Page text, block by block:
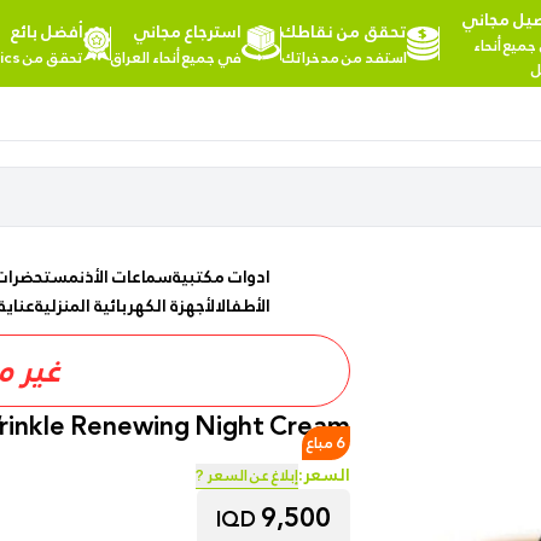
مجاني
أنحاء
تحقق من نقاطك
استفد من مدخراتك
استرجاع مجاني
في جميع أنحاء العراق
أفضل بائع
تحقق من Fairy Cosmetics
ادوات مكتبيةسماعات الأذن
الأطفالالأجهزة الكهربائية المنزلية
مرحبا,
تسجيل
الدخول
تسوق
حسبمن
&
Beauty
Supply
Cameras
غير
Renewing Night Cream
6 مباع
السعر:إبلاغ عن السعر ?
9,500
IQD